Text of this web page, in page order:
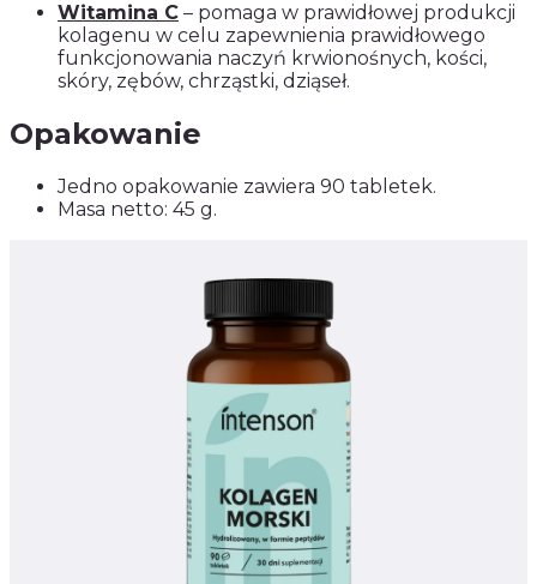
Witamina C – pomaga w prawidłowej produkcji
kolagenu w celu zapewnienia prawidłowego
funkcjonowania naczyń krwionośnych, kości,
skóry, zębów, chrząstki, dziąseł.
Opakowanie
Jedno opakowanie zawiera 90 tabletek.
Masa netto: 45 g.